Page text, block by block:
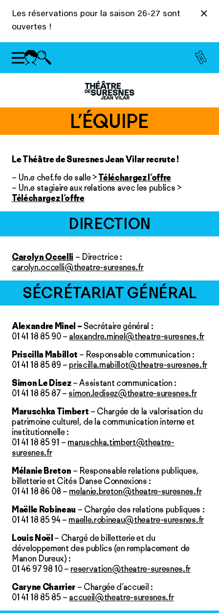
Les réservations pour la saison 26-27 sont
ouvertes !
L’ÉQUIPE
Le Théâtre de Suresnes Jean Vilar recrute !
– Un.e chef.fe de salle >Téléchargez l’offre
– Un.e stagiaire aux relations avec les publics >
Téléchargez l’offre
DIRECTION
Carolyn Occelli – Directrice :
carolyn.occelli@theatre-suresnes.fr
SÉCRÉTARIAT GÉNÉRAL
Alexandre Minel – Secrétaire général :
01 41 18 85 90 – alexandre.minel@theatre-suresnes.fr
Priscilla Mabillot – Responsable communication :
01 41 18 85 89 – priscilla.mabillot@theatre-suresnes.fr
Simon Le Disez– Assistant communication :
01 41 18 85 87 – simon.ledisez@theatre-suresnes.fr
Maruschka Timbert – Chargée de la valorisation du
patrimoine culturel, de la communication interne et
institutionnelle :
01 41 18 85 91 – maruschka.timbert@theatre-
suresnes.fr
Mélanie Breton – Responsable relations publiques,
billetterie et Cités Danse Connexions :
01 41 18 86 08 – melanie.breton@theatre-suresnes.fr
Maëlle Robineau – Chargée des relations publiques :
01 41 18 85 94 – maelle.robineau@theatre-suresnes.fr
Louis Noël – Chargé de billetterie et du
développement des publics (en remplacement de
Manon Dureux) :
01 46 97 98 10 – reservation@theatre-suresnes.fr
Caryne Charrier – Chargée d’accueil :
01 41 18 85 85 – accueil@theatre-suresnes.fr